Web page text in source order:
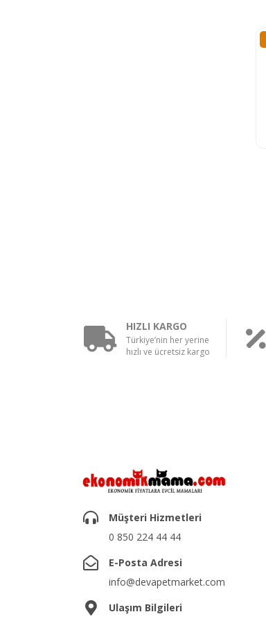
HIZLI KARGO
Türkiye’nin her yerine
hızlı ve ücretsiz kargo
Müşteri Hizmetleri
0 850 224 44 44
E-Posta Adresi
info@devapetmarket.com
Ulaşım Bilgileri